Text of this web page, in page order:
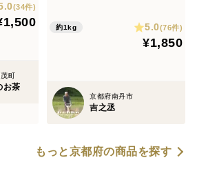
した爽
ぞ♡
(34件)
町
お茶
約1kg 5.0(76件)
¥1,850
京都府南丹市
吉之丞
もっと京都府の商品を探す